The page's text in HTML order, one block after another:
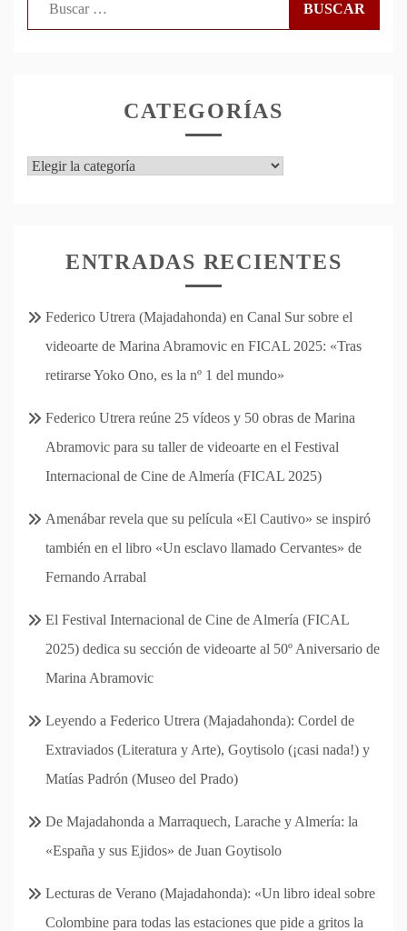
CATEGORÍAS
Categorías
ENTRADAS RECIENTES
Federico Utrera (Majadahonda) en Canal Sur sobre el
videoarte de Marina Abramovic en FICAL 2025: «Tras
retirarse Yoko Ono, es la nº 1 del mundo»
Federico Utrera reúne 25 vídeos y 50 obras de Marina
Abramovic para su taller de videoarte en el Festival
Internacional de Cine de Almería (FICAL 2025)
Amenábar revela que su película «El Cautivo» se inspiró
también en el libro «Un esclavo llamado Cervantes» de
Fernando Arrabal
El Festival Internacional de Cine de Almería (FICAL
2025) dedica su sección de videoarte al 50º Aniversario de
Marina Abramovic
Leyendo a Federico Utrera (Majadahonda): Cordel de
Extraviados (Literatura y Arte), Goytisolo (¡casi nada!) y
Matías Padrón (Museo del Prado)
De Majadahonda a Marraquech, Larache y Almería: la
«España y sus Ejidos» de Juan Goytisolo
Lecturas de Verano (Majadahonda): «Un libro ideal sobre
Colombine para todas las estaciones que pide a gritos la